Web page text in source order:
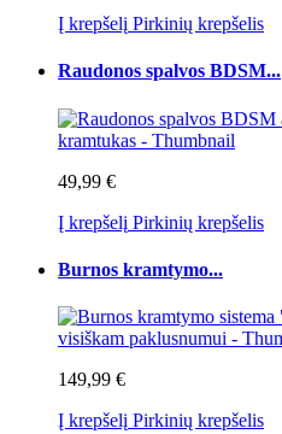
Į krepšelį Pirkinių krepšelis
Raudonos spalvos BDSM...
49,99 €
Į krepšelį Pirkinių krepšelis
Burnos kramtymo...
149,99 €
Į krepšelį Pirkinių krepšelis